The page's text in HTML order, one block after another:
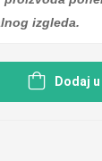
izgleda.
Dodaj